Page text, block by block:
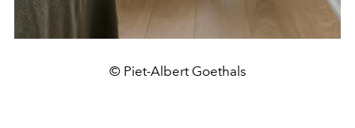
© Piet-Albert Goethals